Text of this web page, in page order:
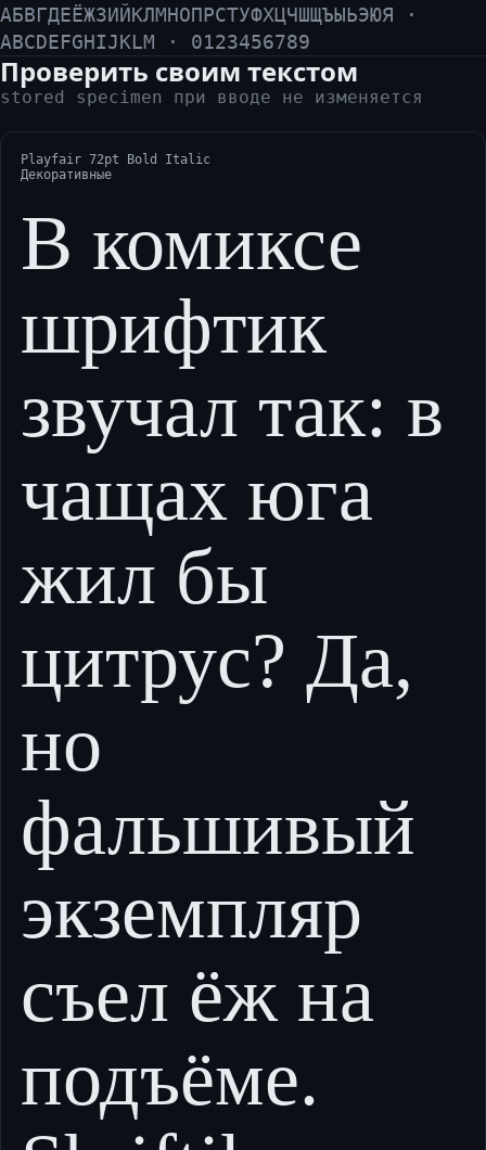
АБВГДЕЁЖЗИЙКЛМНОПРСТУФХЦЧШЩЪЫЬЭЮЯ ·
ABCDEFGHIJKLM · 0123456789
Проверить своим текстом
stored specimen при вводе не изменяется
Playfair 72pt Bold Italic
Декоративные
В комиксе
шрифтик
звучал так: в
чащах юга
жил бы
цитрус? Да,
но
фальшивый
экземпляр
съел ёж на
подъёме.